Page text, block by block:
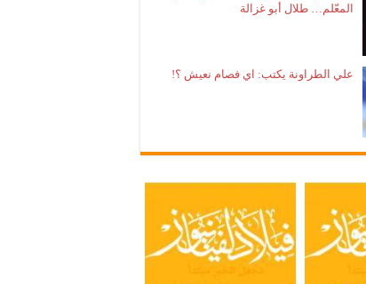
المعّلم… طلال أبو غزالة
علي الطراونة يكتب: اي فصام نعيش ؟!